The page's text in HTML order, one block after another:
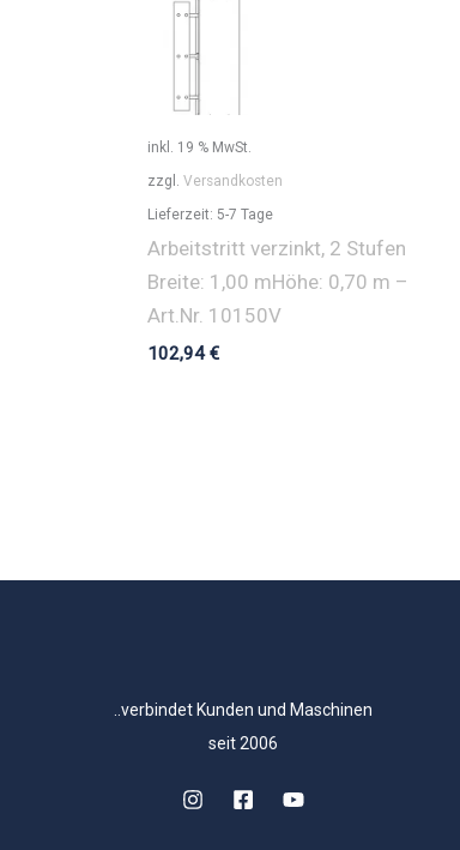
inkl. 19 % MwSt.
zzgl. Versandkosten
Lieferzeit: 5-7 Tage
Arbeitstritt verzinkt, 2 Stufen
Breite: 1,00 mHöhe: 0,70 m –
Art.Nr. 10150V
102,94€
..verbindet Kunden und Maschinen
seit 2006